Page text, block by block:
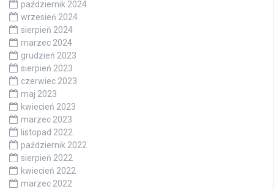
październik 2024
wrzesień 2024
sierpień 2024
marzec 2024
grudzień 2023
sierpień 2023
czerwiec 2023
maj 2023
kwiecień 2023
marzec 2023
listopad 2022
październik 2022
sierpień 2022
kwiecień 2022
marzec 2022